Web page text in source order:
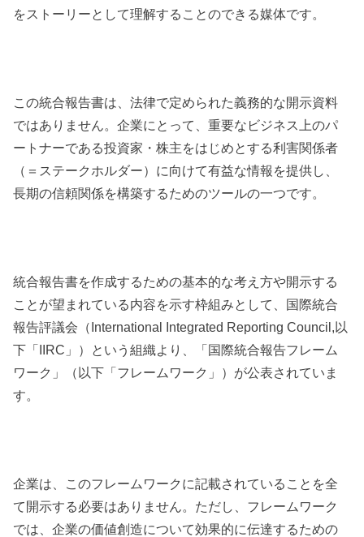
をストーリーとして理解することのできる媒体です。
この統合報告書は、法律で定められた義務的な開示資料
ではありません。企業にとって、重要なビジネス上のパ
ートナーである投資家・株主をはじめとする利害関係者
（＝ステークホルダー）に向けて有益な情報を提供し、
長期の信頼関係を構築するためのツールの一つです。
統合報告書を作成するための基本的な考え方や開示する
ことが望まれている内容を示す枠組みとして、国際統合
報告評議会（International Integrated Reporting Council,以
下「IIRC」）という組織より、「国際統合報告フレーム
ワーク」（以下「フレームワーク」）が公表されていま
す。
企業は、このフレームワークに記載されていることを全
て開示する必要はありません。ただし、フレームワーク
では、企業の価値創造について効果的に伝達するための